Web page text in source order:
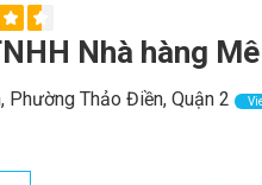
Nhà hàng
Phường Thảo Điền, Quận 2